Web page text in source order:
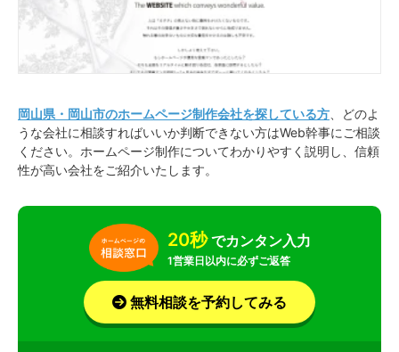
岡山県・岡山市のホームページ制作会社を探している方 、どのよ
うな会社に相談すればいいか判断できない方はWeb幹事にご相談
ください。ホームページ制作についてわかりやすく説明し、信頼
性が高い会社をご紹介いたします。
20秒でカンタン入力
1営業日以内に必ずご返答
無料相談を予約してみる